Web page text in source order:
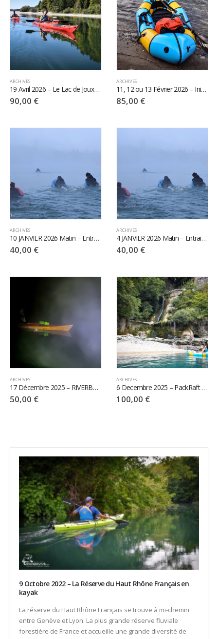
ARCHIVES
19 Avril 2026 – Le Lac de Joux en kayak de mer
90,00 €
ARCHIVES
11, 12 ou 13 Février 2026 – Initiation Eau Vive PackRaft
85,00 €
ARCHIVES
10 JANVIER 2026 Matin – Entrainement NAP Canal de Jonage
40,00 €
ARCHIVES
4 JANVIER 2026 Matin – Entrainement NAP Canal de Jonage
40,00 €
ARCHIVES
17 Décembre 2025 – RIVERBAT les navigation en fin de journée
50,00 €
ARCHIVES
6 Decembre 2025 – PackRaft Fondue dans les Gorges du Rhône
100,00 €
9 Octobre 2022 – La Réserve du Haut Rhône Français en
kayak
La réserve du Haut Rhône Français se trouve à mi-chemin
entre Genève et Lyon. La plus grande réserve fluviale
forestière de France et accueille une grande diversité de